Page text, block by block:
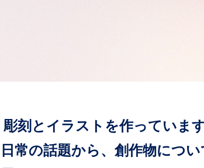
彫刻とイラストを作っていま
日常の話題から、創作物につ